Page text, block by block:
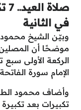
في الثانية
وبيّن الشيخ محمود
موضحًا أن
الركعة الأولى سبع
الإمام سورة
وأضاف محمود
تكبيرات بعد تكبيرة